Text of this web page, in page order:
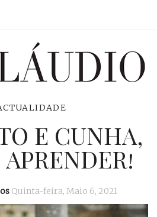
E CUNHA,
Quinta-feira, Maio 6, 2021